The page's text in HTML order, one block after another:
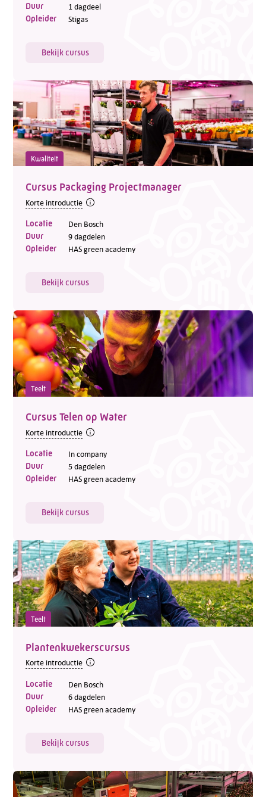
Duur 1 dagdeel
Opleider Stigas
Bekijk cursus
Kwaliteit
Cursus Packaging Projectmanager
Korte introductie
Locatie Den Bosch
Duur 9 dagdelen
Opleider HAS green academy
Bekijk cursus
Teelt
Cursus Telen op Water
Korte introductie
Locatie In company
Duur 5 dagdelen
Opleider HAS green academy
Bekijk cursus
Teelt
Plantenkwekerscursus
Korte introductie
Locatie Den Bosch
Duur 6 dagdelen
Opleider HAS green academy
Bekijk cursus